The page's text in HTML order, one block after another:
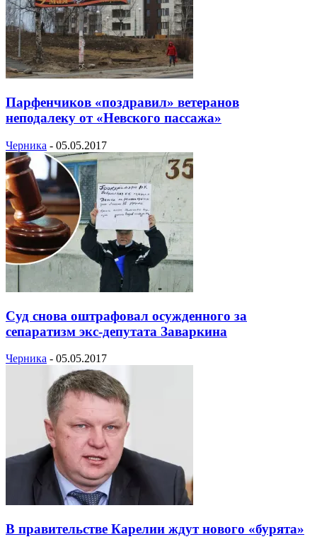
Парфенчиков «поздравил» ветеранов
неподалеку от «Невского пассажа»
Черника - 05.05.2017
Суд снова оштрафовал осужденного за
сепаратизм экс-депутата Заваркина
Черника - 05.05.2017
В правительстве Карелии ждут нового «бурята»